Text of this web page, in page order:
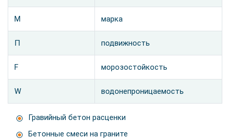
М марка
П подвижность
F морозостойкость
W водонепроницаемость
Гравийный бетон расценки
Бетонные смеси на граните